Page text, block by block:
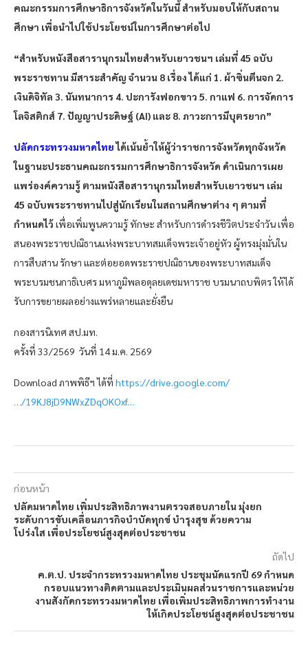
คณะกรรมการศึกษาธิการจังหวัดในวันนี้ สำหรับมอบให้กับสถาน
ศึกษา เพื่อนำไปใช้ประโยชน์ในการศึกษาต่อไป
“สำหรับหนังสือสารานุกรมไทยสำหรับเยาวชนฯ เล่มที่ 45 ฉบับ
พระราชทาน มีสาระสำคัญ จำนวน 8 เรื่อง ได้แก่ 1. ผ้าซิ่นตีนจก 2.
เงินดิจิทัล 3. นันทนาการ 4. ปะการังฟอกขาว 5. กาแฟ 6. การจัดการ
โลจิสติกส์ 7. ปัญญาประดิษฐ์ (AI) และ 8. ภาวะการมีบุตรยาก”
ปลัดกระทรวงมหาดไทยได้เน้นย้ำให้ผู้ว่าราชการจังหวัดทุกจังหวัด
ในฐานะประธานคณะกรรมการศึกษาธิการจังหวัด ดำเนินการเผย
แพร่องค์ความรู้ ตามหนังสือสารานุกรมไทยสำหรับเยาวชนฯ เล่ม
45 ฉบับพระราชทานไปสู่นักเรียนในสถานศึกษาต่าง ๆ ตามที่
กำหนดไว้เพื่อเพิ่มพูนความรู้ ทักษะ สำหรับการดำรงชีวิตประจำวัน เพื่อ
สนองพระราชปณิธานแห่งพระบาทสมเด็จพระเจ้าอยู่หัว ผู้ทรงมุ่งมั่นใน
การสืบสาน รักษา และต่อยอดพระราชปณิธานของพระบาทสมเด็จ
พระบรมชนกาธิเบศร มหาภูมิพลอดุลยเดชมหาราช บรมนาถบพิตร ให้ได้
รับการขยายผลอย่างแพร่หลายและยั่งยืน
กองสารนิเทศ สป.มท.
ครั้งที่ 33/2569 วันที่ 14 ม.ค. 2569
Download ภาพพิธีฯ ได้ที่ https://drive.google.com/
…/19KJ8jD9NWxZDqOKOxf…
ก่อนหน้า
ปลัดมหาดไทย เพิ่มประสิทธิภาพงานตรวจสอบภายใน มุ่งยก
ระดับการขับเคลื่อนภารกิจบำบัดทุกข์ บำรุงสุข ด้วยความ
โปร่งใส เพื่อประโยชน์สูงสุดต่อประชาชน
ถัดไป
ค.ต.ป. ประจำกระทรวงมหาดไทย ประชุมนัดแรกปี 69 กำหนด
กรอบแนวทางติดตามและประเมินผลส่วนราชการและหน่วย
งานสังกัดกระทรวงมหาดไทย เพื่อเพิ่มประสิทธิภาพการทำงาน
ให้เกิดประโยชน์สูงสุดต่อประชาชน